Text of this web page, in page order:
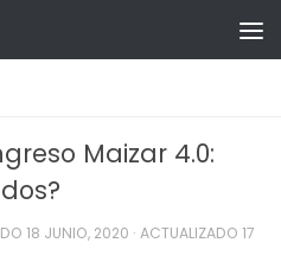
Maizar 4.0:
18 JUNIO, 2020 · ACTUALIZADO 17